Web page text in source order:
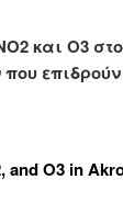
και Ο3
and O3 in